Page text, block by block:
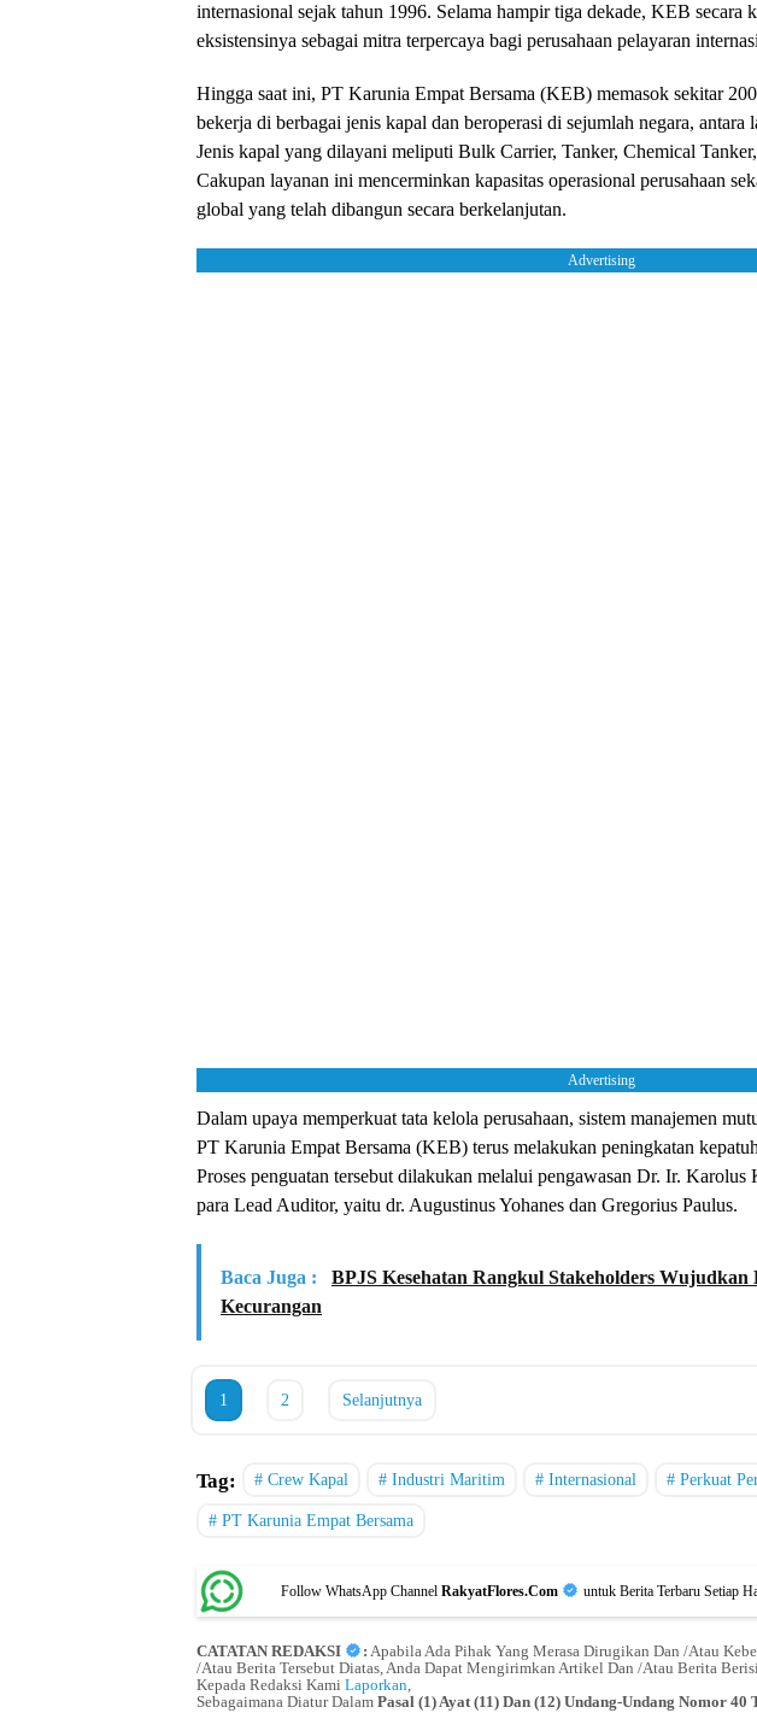
internasional sejak tahun 1996. Selama hampir tiga dekade, KEB secara
eksistensinya sebagai mitra terpercaya bagi perusahaan pelayaran
Hingga saat ini, PT Karunia Empat Bersama (KEB) memasok sekitar
bekerja di berbagai jenis kapal dan beroperasi di sejumlah negara, antara
Jenis kapal yang dilayani meliputi Bulk Carrier, Tanker, Chemical
Cakupan layanan ini mencerminkan kapasitas operasional perusahaan
global yang telah dibangun secara berkelanjutan.
Advertising
Advertising
Dalam upaya memperkuat tata kelola perusahaan, sistem manajemen
PT Karunia Empat Bersama (KEB) terus melakukan peningkatan
Proses penguatan tersebut dilakukan melalui pengawasan Dr. Ir.
para Lead Auditor, yaitu dr. Augustinus Yohanes dan Gregorius Paulus.
Baca Juga :
BPJS Kesehatan Rangkul Stakeholders Wujudkan
Kecurangan
1 2 Selanjutnya
Tag: Crew Kapal Industri Maritim Internasional Perkuat
PT Karunia Empat Bersama
Follow WhatsApp Channel RakyatFlores.Com untuk Berita Terbaru Setiap
CATATAN REDAKSI : Apabila Ada Pihak Yang Merasa Dirugikan Dan /Atau
/Atau Berita Tersebut Diatas, Anda Dapat Mengirimkan Artikel Dan /Atau Berita
Kepada Redaksi Kami Laporkan,
Sebagaimana Diatur Dalam Pasal (1) Ayat (11) Dan (12) Undang-Undang Nomor 40